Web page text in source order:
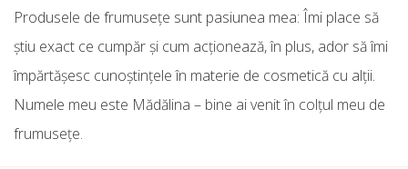
Produsele de frumuseţe sunt pasiunea mea: Îmi place să
ştiu exact ce cumpăr şi cum acţionează, în plus, ador să îmi
împărtăşesc cunoştinţele în materie de cosmetică cu alţii.
Numele meu este Mădălina – bine ai venit în colţul meu de
frumuseţe.